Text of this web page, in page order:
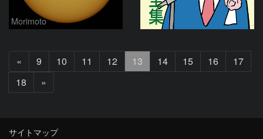
Morimoto
«
へ
9 10 11 12 13 14 15 16
17
18
»
へ
サイトマップ